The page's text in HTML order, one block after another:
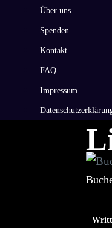
Über uns
Spenden
Kontakt
FAQ
Impressum